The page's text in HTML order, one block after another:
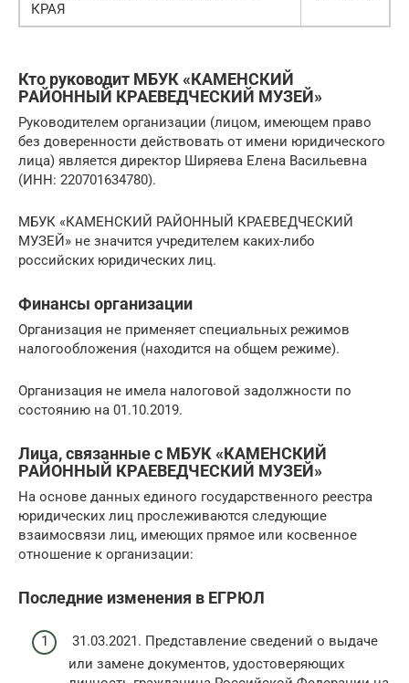
КРАЯ
Кто руководит МБУК «КАМЕНСКИЙ
РАЙОННЫЙ КРАЕВЕДЧЕСКИЙ МУЗЕЙ»
Руководителем организации (лицом, имеющем право
без доверенности действовать от имени юридического
лица) является директор Ширяева Елена Васильевна
(ИНН: 220701634780).
МБУК «КАМЕНСКИЙ РАЙОННЫЙ КРАЕВЕДЧЕСКИЙ
МУЗЕЙ» не значится учредителем каких-либо
российских юридических лиц.
Финансы организации
Организация не применяет специальных режимов
налогообложения (находится на общем режиме).
Организация не имела налоговой задолжности по
состоянию на 01.10.2019.
Лица, связанные с МБУК «КАМЕНСКИЙ
РАЙОННЫЙ КРАЕВЕДЧЕСКИЙ МУЗЕЙ»
На основе данных единого государственного реестра
юридических лиц прослеживаются следующие
взаимосвязи лиц, имеющих прямое или косвенное
отношение к организации:
Последние изменения в ЕГРЮЛ
31.03.2021. Представление сведений о выдаче
или замене документов, удостоверяющих